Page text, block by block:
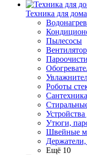
Техника для дома
Пылесосы
Роботы
Сантехника
Утюги,
Швейные
Ещё 10